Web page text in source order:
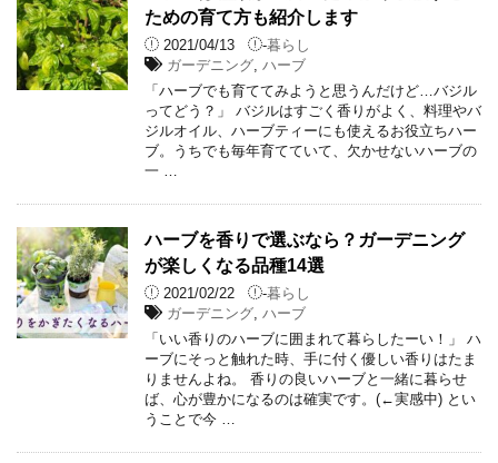
ための育て方も紹介します
2021/04/13 -暮らし
ガーデニング ,ハーブ
「ハーブでも育ててみようと思うんだけど…バジル
ってどう？」 バジルはすごく香りがよく、料理やバ
ジルオイル、ハーブティーにも使えるお役立ちハー
ブ。うちでも毎年育てていて、欠かせないハーブの
一 …
ハーブを香りで選ぶなら？ガーデニング
が楽しくなる品種14選
2021/02/22 -暮らし
ガーデニング ,ハーブ
「いい香りのハーブに囲まれて暮らしたーい！」 ハ
ーブにそっと触れた時、手に付く優しい香りはたま
りませんよね。 香りの良いハーブと一緒に暮らせ
ば、心が豊かになるのは確実です。(←実感中) とい
うことで今 …